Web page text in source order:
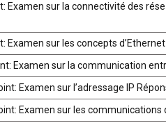
Examen sur la connectivité des
Examen sur les concepts
Examen sur la communication
Examen sur l’adressage IP
Examen sur les